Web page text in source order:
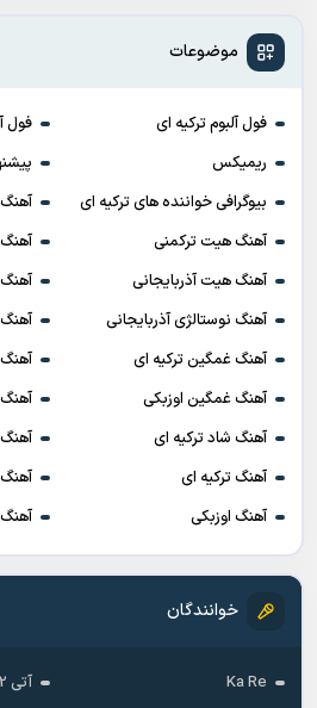
موضوعات
فول آلبوم ترکیه ای
فول
ریمیکس
بیوگرافی خواننده های ترکیه ای
آهنگ هیت ترکمنی
آهنگ هیت آذربایجانی
آهنگ نوستالژی آذربایجانی
آهنگ
آهنگ غمگین ترکیه ای
آهنگ غمگین اوزبکی
آهنگ شاد ترکیه ای
آهنگ ترکیه ای
آهنگ اوزبکی
آهنگ
خوانندگان
Ka Re
آتی 242